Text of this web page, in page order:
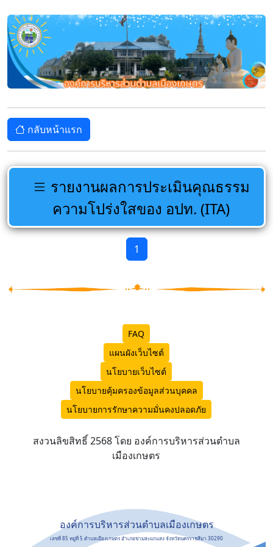
กลับหน้าแรก
รายงานผลการประเมินคุณธรรม
ความโปร่งใสของ อปท. (ITA)
1
FAQ
แผนผังเว็บไซต์
นโยบายเว็บไซต์
นโยบายคุ้มครองข้อมูลส่วนบุคคล
นโยบายการรักษาความมั่นคงปลอดภัย
สงวนลิขสิทธิ์ 2568 โดย องค์การบริหารส่วนตำบล
เมืองเกษตร
องค์การบริหารส่วนตำบลเมืองเกษตร
เลขที่ 85 หมู่ที่ 5 ตำบลเมืองเกษตร อำเภอขามสะแกแสง จังหวัดนครราชสีมา 30290